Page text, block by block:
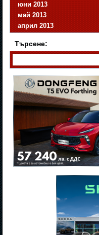
юни 2013
май 2013
април 2013
Търсене: